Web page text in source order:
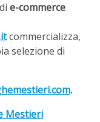
e-commerce
commercializza,
selezione di
.
Mestieri